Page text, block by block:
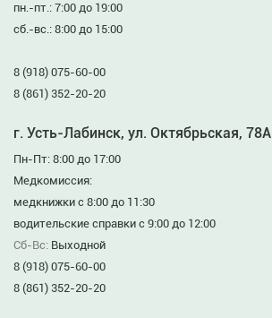
пн.-пт.: 7:00 до 19:00
сб.-вс.: 8:00 до 15:00
8 (918) 075-60-00
8 (861) 352-20-20
г. Усть-Лабинск, ул. Октябрьская, 78А
Пн-Пт: 8:00 до 17:00
Медкомиссия:
медкнижки с 8:00 до 11:30
водительские справки с 9:00 до 12:00
Сб-Вс: Выходной
8 (918) 075-60-00
8 (861) 352-20-20